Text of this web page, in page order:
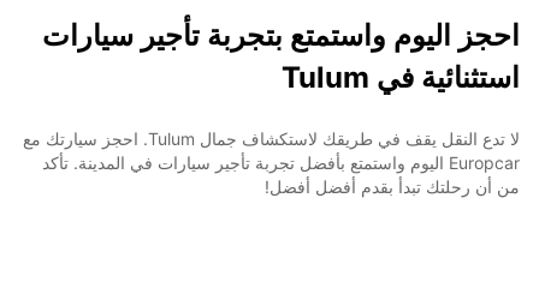
احجز اليوم واستمتع بتجربة تأجير سيارات
استثنائية في Tulum
لا تدع النقل يقف في طريقك لاستكشاف جمال Tulum. احجز سيارتك مع
Europcar اليوم واستمتع بأفضل تجربة تأجير سيارات في المدينة. تأكد
من أن رحلتك تبدأ بقدم أفضل أفضل!